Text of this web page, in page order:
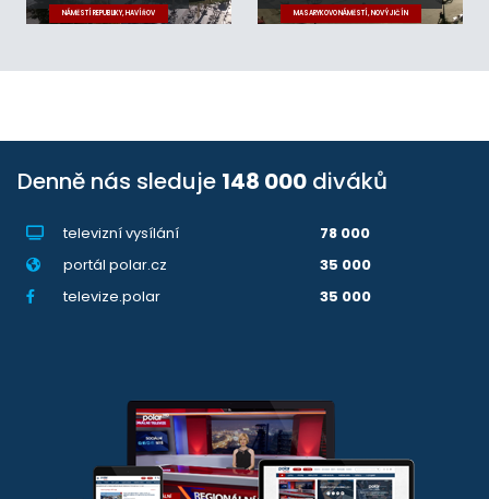
NÁMĚSTÍ REPUBLIKY, HAVÍŘOV MASARYKOVO NÁMĚSTÍ, NOVÝ JIČÍN
Denně nás sleduje 148 000 diváků
televizní vysílání
78 000
portál polar.cz
35 000
televize.polar
35 000